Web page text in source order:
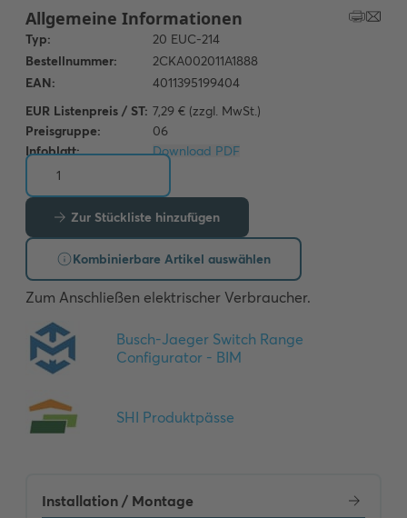
EUR Listenpreis / ST: 7,29 € (zzgl. MwSt.)
Preisgruppe:
06
Infoblatt:
Download PDF
Zur Stückliste hinzufügen
Kombinierbare Artikel auswählen
Zum Anschließen elektrischer Verbraucher.
Installation / Montage